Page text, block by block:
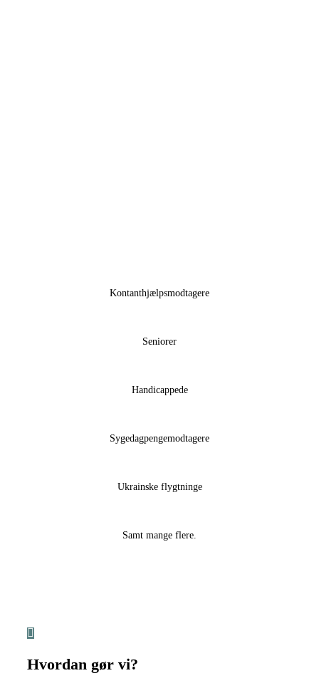
Kontanthjælpsmodtagere
Seniorer
Handicappede
Sygedagpengemodtagere
Ukrainske flygtninge
Samt mange flere.
Hvordan gør vi?